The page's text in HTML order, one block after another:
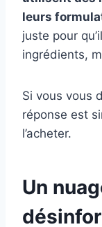
leurs
juste pour
ingrédients,
Si vous vous
réponse est
l’acheter.
Un